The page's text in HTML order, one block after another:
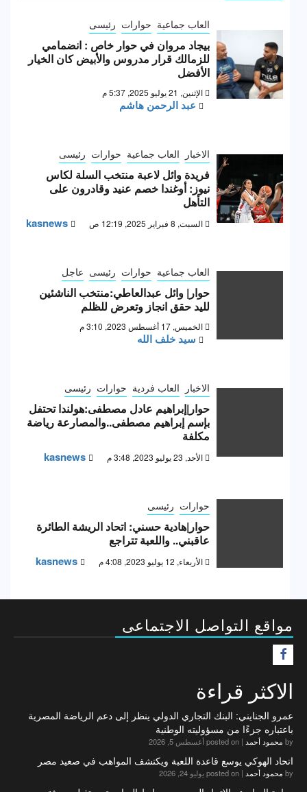
العاب جماعية حوارات رئيسى
بيجاد مروان في حوار خاص : انضمامي
للزمالك قرار مدروس والأبيض كان الخيار
الأفضل
الإثنين, 21 يوليو 2025, 5:37 م
عبد الرحمن هاشم
الاخبار العاب جماعية حوارات رئيسى
فريدة وائل لاعبة منتخب السلة لكاس
نيوز: أوغندا خصم عنيد وقادرون على
التأهل
السبت, 8 فبراير 2025, 12:19 ص kasnews
العاب جماعية حوارات رئيسى عاجل
حوار| وائل عبدالعاطي:منتخب الناشئين
لليد حقق انجاز وتعرض للظلم
الخميس, 17 أغسطس 2023, 3:10 م
سيد خلف الله
الاخبار العاب فردية حوارات رئيسى
حوار|إبراهيم عادل مصطفى:هولندا تحتفل
بإسم إبراهيم مصطفى..والمصارعة رياضة
مكلفة
الأحد, 23 يوليو 2023, 3:48 م kasnews
حوارات رئيسى
حوار|هادية حسني: اتحاد الريشة الطائرة
عاقبني.. واللعبة تتراجع
الأربعاء, 12 يوليو 2023, 4:08 م kasnews
مواقع التواصل الاجتماعى
الاكثر قراءة
عمرو الجنايني: البنك التجاري الدولي ينظر إلى دعم الرياضة المصرية
باعتباره جزءًا من مسؤوليته الوطنية
by محمود أحمد | posted on أغسطس 5, 2026
اتحاد الهوكي يوسع قاعدة اللعبة ويكتشف المواهب في صعيد مصر
by محمود أحمد | posted on يوليو 24, 2026